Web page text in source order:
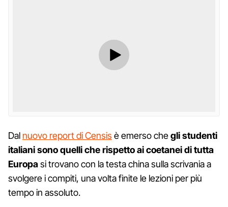
Dal nuovo report di Censis è emerso chegli studenti
italiani sono quelli che rispetto ai coetanei di tutta
Europasi trovano con la testa china sulla scrivania a
svolgere i compiti, una volta finite le lezioni per più
tempo in assoluto.